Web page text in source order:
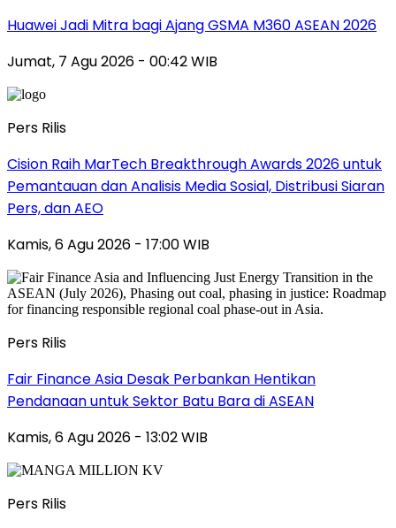
Huawei Jadi Mitra bagi Ajang GSMA M360 ASEAN 2026
Jumat, 7 Agu 2026 - 00:42 WIB
Pers Rilis
Cision Raih MarTech Breakthrough Awards 2026 untuk
Pemantauan dan Analisis Media Sosial, Distribusi Siaran
Pers, dan AEO
Kamis, 6 Agu 2026 - 17:00 WIB
Pers Rilis
Fair Finance Asia Desak Perbankan Hentikan
Pendanaan untuk Sektor Batu Bara di ASEAN
Kamis, 6 Agu 2026 - 13:02 WIB
Pers Rilis